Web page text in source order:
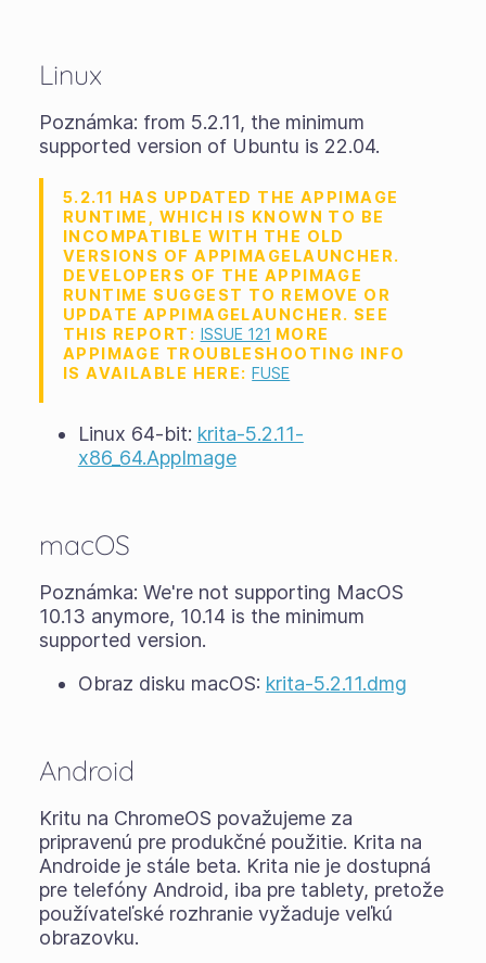
Linux
Poznámka: from 5.2.11, the minimum
supported version of Ubuntu is 22.04.
5.2.11 HAS UPDATED THE APPIMAGE
RUNTIME, WHICH IS KNOWN TO BE
INCOMPATIBLE WITH THE OLD
VERSIONS OF APPIMAGELAUNCHER.
DEVELOPERS OF THE APPIMAGE
RUNTIME SUGGEST TO REMOVE OR
UPDATE APPIMAGELAUNCHER. SEE
THIS REPORT: ISSUE 121 MORE
APPIMAGE TROUBLESHOOTING INFO
IS AVAILABLE HERE:FUSE
Linux 64-bit: krita-5.2.11-
x86_64.AppImage
macOS
Poznámka: We're not supporting MacOS
10.13 anymore, 10.14 is the minimum
supported version.
Obraz disku macOS: krita-5.2.11.dmg
Android
Kritu na ChromeOS považujeme za
pripravenú pre produkčné použitie. Krita na
Androide je stále beta. Krita nie je dostupná
pre telefóny Android, iba pre tablety, pretože
používateľské rozhranie vyžaduje veľkú
obrazovku.